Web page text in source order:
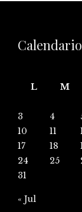
Calendario
L
M
3
4
10
11
17
18
24
25
31
« Jul